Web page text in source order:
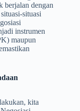
berjalan dengan
situasi
instrumen
maupun
kita